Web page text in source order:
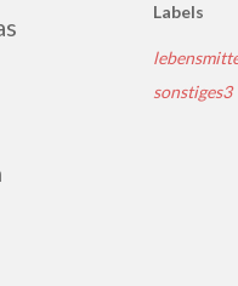
Labels
sonstiges3